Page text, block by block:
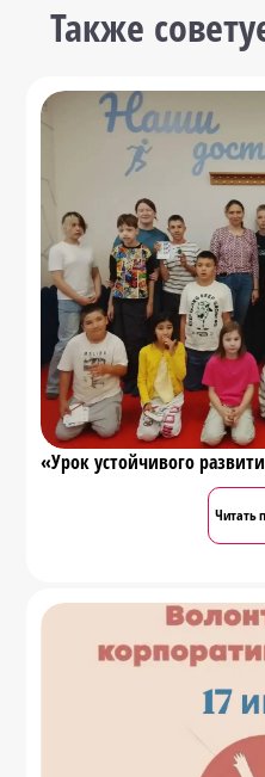
Также
«Урок устойчивого
Читать